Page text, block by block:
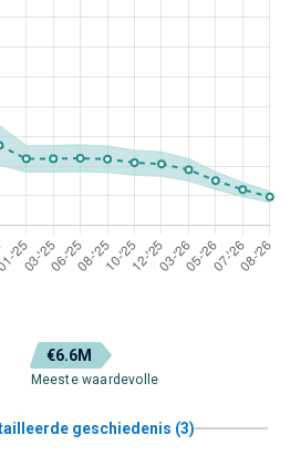
€6.6M
Meeste waardevolle
geschiedenis (3)